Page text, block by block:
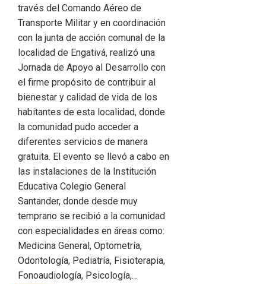
través del Comando Aéreo de
Transporte Militar y en coordinación
con la junta de acción comunal de la
localidad de Engativá, realizó una
Jornada de Apoyo al Desarrollo con
el firme propósito de contribuir al
bienestar y calidad de vida de los
habitantes de esta localidad, donde
la comunidad pudo acceder a
diferentes servicios de manera
gratuita. El evento se llevó a cabo en
las instalaciones de la Institución
Educativa Colegio General
Santander, donde desde muy
temprano se recibió a la comunidad
con especialidades en áreas como:
Medicina General, Optometría,
Odontología, Pediatría, Fisioterapia,
Fonoaudiología, Psicología,…